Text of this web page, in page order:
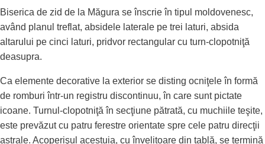
Biserica de zid de la Măgura se înscrie în tipul moldovenesc,
având planul treflat, absidele laterale pe trei laturi, absida
altarului pe cinci laturi, pridvor rectangular cu turn-clopotniţă
deasupra.
Ca elemente decorative la exterior se disting ocniţele în formă
de romburi într-un registru discontinuu, în care sunt pictate
icoane. Turnul-clopotniţă în secţiune pătrată, cu muchiile teşite,
este prevăzut cu patru ferestre orientate spre cele patru direcţii
astrale. Acoperişul acestuia, cu învelitoare din tablă, se termină